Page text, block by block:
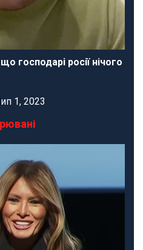
господарі росії нічого
1, 2023